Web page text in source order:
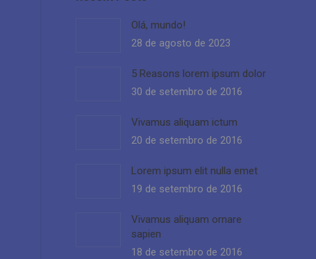
Olá, mundo!
28 de agosto de 2023
5 Reasons lorem ipsum dolor
30 de setembro de 2016
Vivamus aliquam ictum
20 de setembro de 2016
Lorem ipsum elit nulla emet
19 de setembro de 2016
Vivamus aliquam ornare
sapien
18 de setembro de 2016